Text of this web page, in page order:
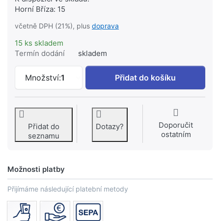
Horní Bříza: 15
včetně DPH (21%), plus doprava
15 ks skladem
Termín dodání
skladem
Množství:1
GROHE Sense Prodlužovací set
Přidat do košíku
Přidat do
seznamu
Dotazy?
Doporučit
ostatním
Možnosti platby
Přijímáme následující platební metody